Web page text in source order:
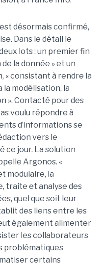
désormais confirmé,
Dans le détail le
lots : un premier fin
la donnée » et un
« consistant à rendre la
modélisation, la
». Contacté pour des
voulu répondre à
d’informations se
vers le
ce jour. La solution
Argonos. «
modulaire, la
traite et analyse des
quel que soit leur
des liens entre les
également alimenter
les collaborateurs
problématiques
certains